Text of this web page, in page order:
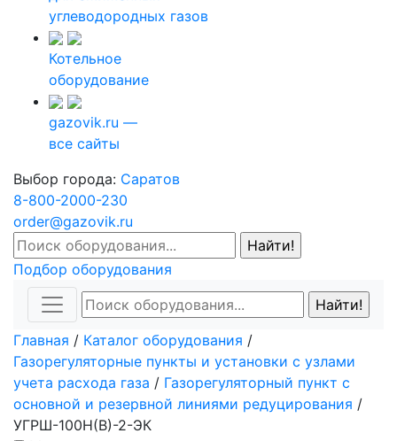
углеводородных газов
Котельное
оборудование
gazovik.ru —
все сайты
Выбор города: Саратов
8-800-2000-230
order@gazovik.ru
Подбор оборудования
Главная / Каталог оборудования /
Газорегуляторные пункты и установки с узлами
учета расхода газа / Газорегуляторный пункт c
основной и резервной линиями редуцирования /
УГРШ-100Н(В)-2-ЭК